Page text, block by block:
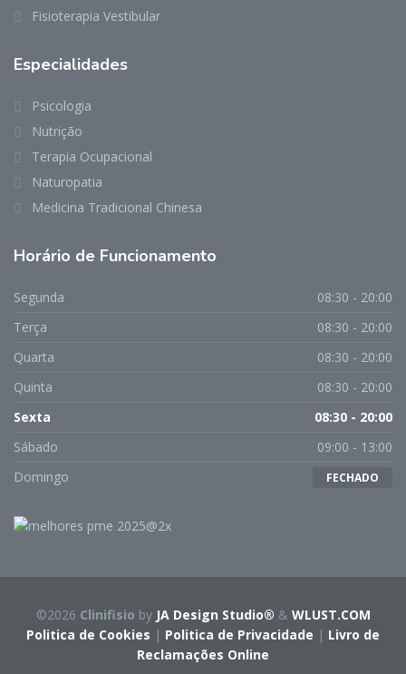
Fisioterapia Vestibular
Especialidades
Psicologia
Nutrição
Terapia Ocupacional
Naturopatia
Medicina Tradicional Chinesa
Horário de Funcionamento
Segunda
08:30 - 20:00
Terça
08:30 - 20:00
Quarta
08:30 - 20:00
Quinta
08:30 - 20:00
Sexta
08:30 - 20:00
Sábado
09:00 - 13:00
Domingo
FECHADO
©2026 Clinifisio by JA Design Studio® & WLUST.COM
Politica de Cookies | Politica de Privacidade | Livro de
Reclamações Online